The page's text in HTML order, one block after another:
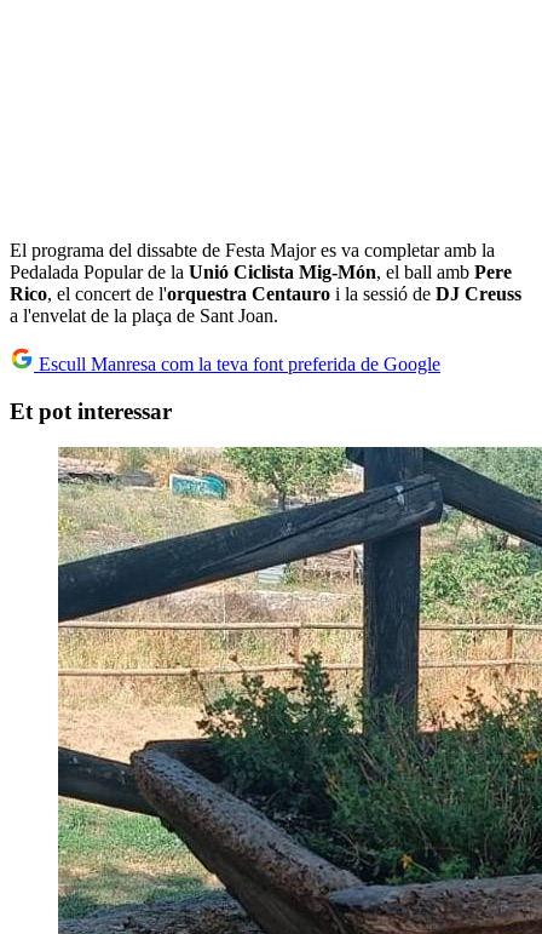
El programa del dissabte de Festa Major es va completar amb la
Pedalada Popular de la Unió Ciclista Mig-Món, el ball amb Pere
Rico, el concert de l'orquestra Centauro i la sessió de DJ Creuss
a l'envelat de la plaça de Sant Joan.
Escull Manresa com la teva font preferida de Google
Et pot interessar